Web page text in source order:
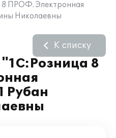
8 ПРОФ. Электронная
Николаевны
8
Рубан
К списку